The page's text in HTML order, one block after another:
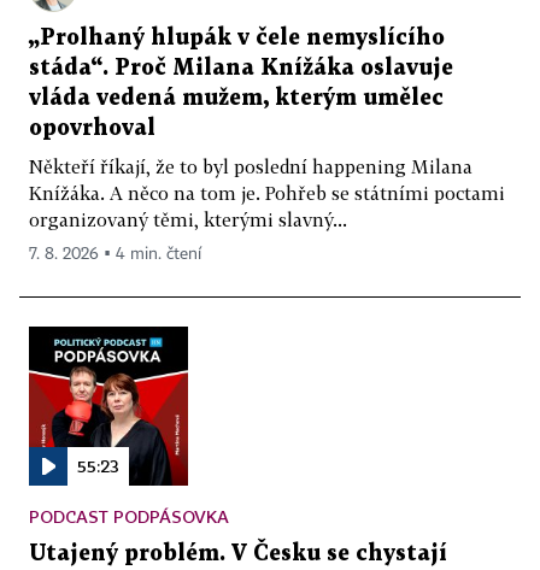
„Prolhaný hlupák v čele nemyslícího
stáda“. Proč Milana Knížáka oslavuje
vláda vedená mužem, kterým umělec
opovrhoval
Někteří říkají, že to byl poslední happening Milana
Knížáka. A něco na tom je. Pohřeb se státními poctami
organizovaný těmi, kterými slavný...
7. 8. 2026 ▪ 4 min. čtení
55:23
PODCAST PODPÁSOVKA
Utajený problém. V Česku se chystají